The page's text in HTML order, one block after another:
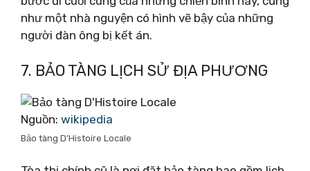
như một nhà nguyện có hình vẽ bậy của những
người đàn ông bị kết án.
7. BẢO TÀNG LỊCH SỬ ĐỊA PHƯƠNG
Nguồn: wikipedia
Bảo tàng D’Histoire Locale